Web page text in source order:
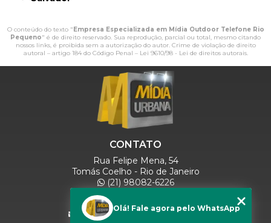
O conteúdo do texto " Empresa Especializada em Mídia Outdoor Telefone Rio
Pequeno" é de direito reservado. Sua reprodução, parcial ou total, mesmo citando
nossos links, é proibida sem a autorização do autor. Crime de violação de direito
autoral – artigo 184 do Código Penal – Lei 9610/98 - Lei de direitos autorais.
CONTATO
Rua Felipe Mena, 54
Tomás Coelho - Rio de Janeiro
(21) 98082-6226
(21) 97280-9600
(11) 93071-5918
comercialmidiaurbana@gmail.com
Olá! Fale agora pelo WhatsApp